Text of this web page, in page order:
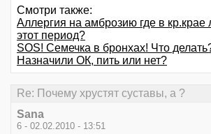
Смотри также:
Аллергия на амброзию где в кр.крае
этот период?
SOS! Семечка в бронхах! Что
Назначили ОК, пить или нет?
Re: Почему хрустят суставы, а ?
Sana
6 - 02.02.2010 - 13:51